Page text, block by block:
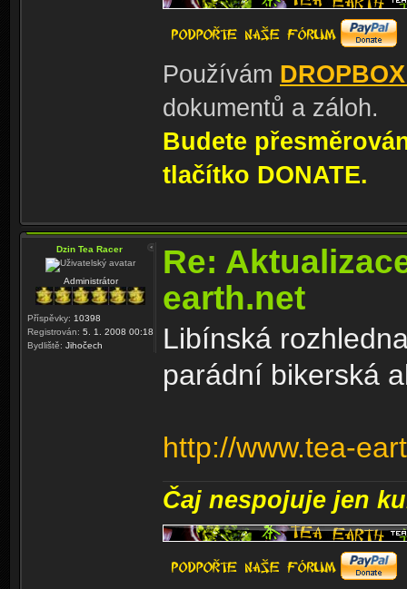
Používám
dokumentů a záloh.
Budete
tlačítko DONATE.
Dzin Tea Racer
Administrátor
Příspěvky: 10398
Registrován: 5. 1. 2008 00:18
Bydliště: Jihočech
Re:
earth.net
Libínská
parádní bikerská
http://www.tea-
Čaj nespojuje jen